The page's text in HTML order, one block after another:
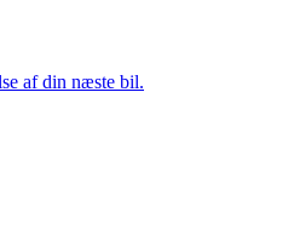
af din næste bil.